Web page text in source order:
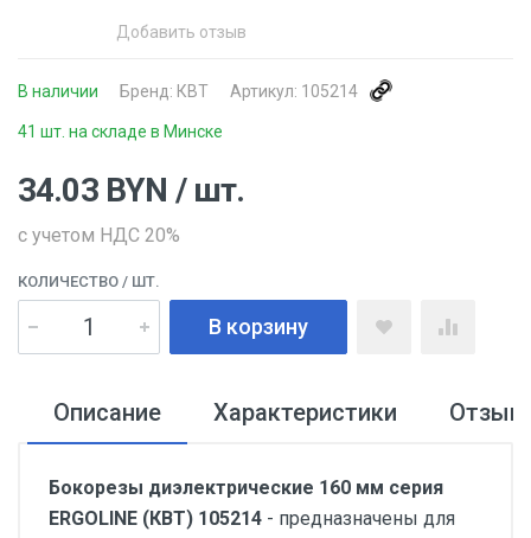
Добавить отзыв
В наличии Бренд: КВТ Артикул: 105214
41 шт. на складе в Минске
34.03 BYN / шт.
с учетом НДС 20%
КОЛИЧЕСТВО / ШТ.
В корзину
Описание Характеристики
Бокорезы диэлектрические 160 мм серия
ERGOLINE (КВТ) 105214 - предназначены для